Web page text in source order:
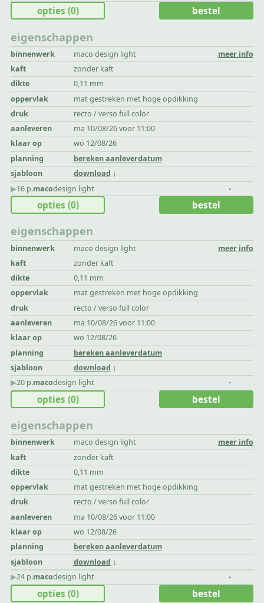
eigenschappen
binnenwerk maco design light
meer info
kaft
zonder kaft
dikte
0,11 mm
oppervlak
mat gestreken met hoge opdikking
druk
recto / verso full color
aanleveren
ma 10/08/26 voor 11:00
klaar op
wo 12/08/26
planning
bereken aanleverdatum
sjabloon
download
opties (0) bestel
▶︎16 p.macodesign light -
eigenschappen
binnenwerk maco design light
meer info
kaft
zonder kaft
dikte
0,11 mm
oppervlak
mat gestreken met hoge opdikking
druk
recto / verso full color
aanleveren
ma 10/08/26 voor 11:00
klaar op
wo 12/08/26
planning
bereken aanleverdatum
sjabloon
download
opties (0) bestel
▶︎20 p.macodesign light -
eigenschappen
binnenwerk maco design light
meer info
kaft
zonder kaft
dikte
0,11 mm
oppervlak
mat gestreken met hoge opdikking
druk
recto / verso full color
aanleveren
ma 10/08/26 voor 11:00
klaar op
wo 12/08/26
planning
bereken aanleverdatum
sjabloon
download
opties (0) bestel
▶︎24 p.macodesign light -
opties (0) bestel